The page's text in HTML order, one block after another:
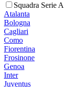
Squadra Serie A
Atalanta
Bologna
Cagliari
Como
Fiorentina
Frosinone
Genoa
Inter
Juventus